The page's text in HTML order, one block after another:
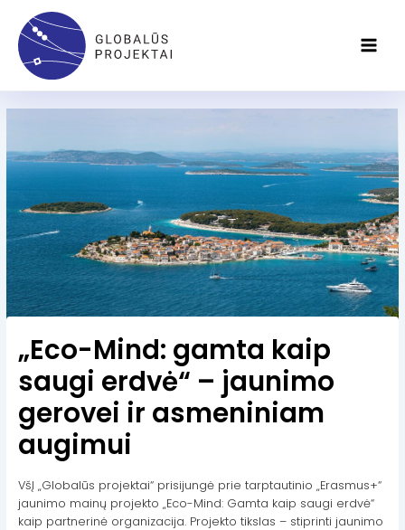
prie
turinio
„Eco-Mind: gamta kaip
saugi erdvė“ – jaunimo
gerovei ir asmeniniam
augimui
VšĮ „Globalūs projektai“ prisijungė prie tarptautinio „Erasmus+“
jaunimo mainų projekto „Eco-Mind: Gamta kaip saugi erdvė“
kaip partnerinė organizacija. Projekto tikslas – stiprinti jaunimo